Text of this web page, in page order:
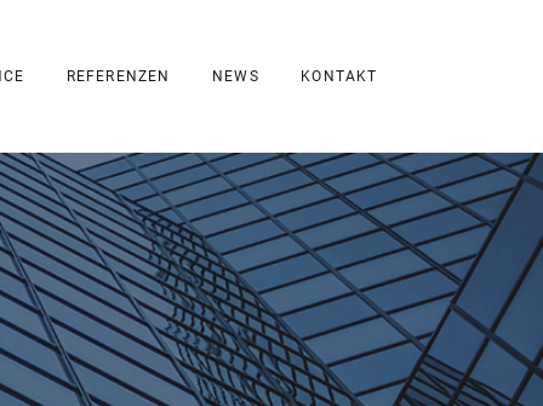
REFERENZEN NEWS KONTAKT